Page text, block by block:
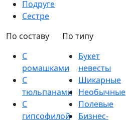
Подруге
Сестре
По составу
С
ромашками
С
тюльпанами
С
гипсофилой
По типу
Букет
невесты
Шикарные
Необычные
Полевые
Бизнес-